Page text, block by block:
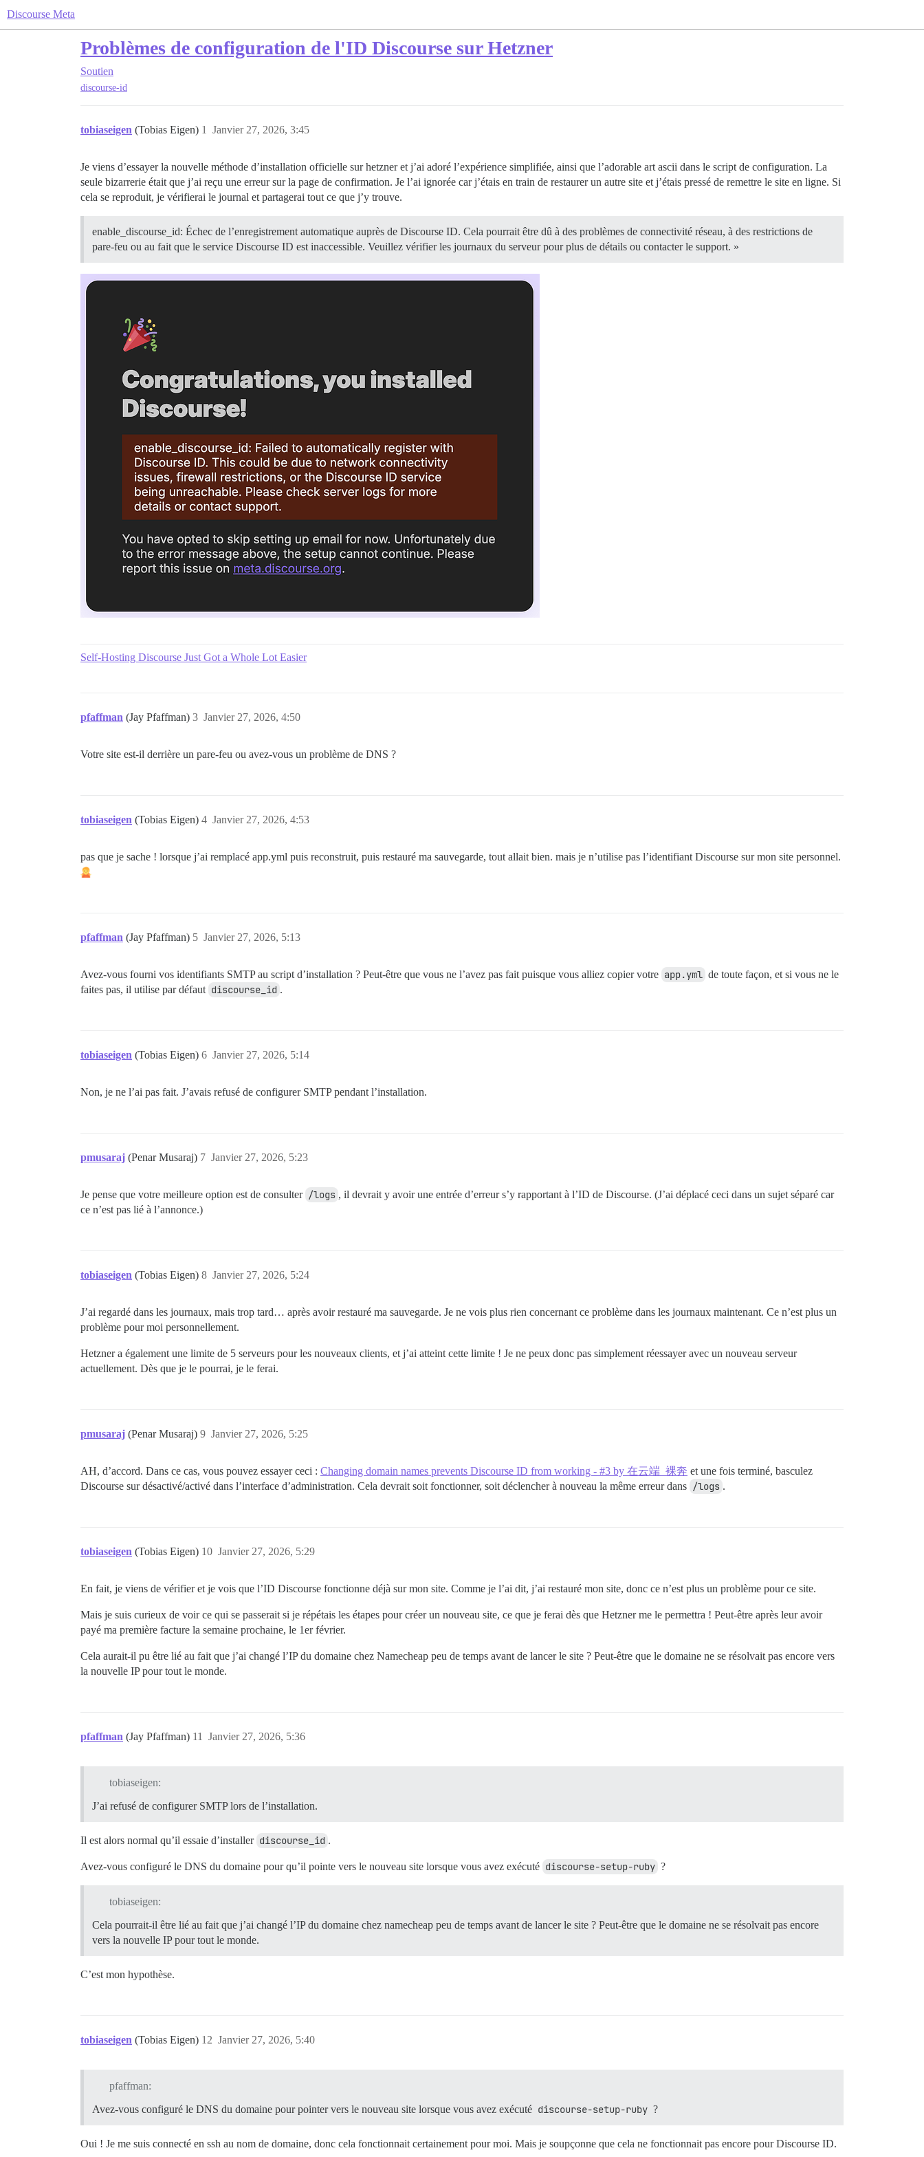
Discourse Meta
Problèmes de configuration de l'ID Discourse sur Hetzner
Soutien
discourse-id
tobiaseigen (Tobias Eigen) Janvier 27, 2026, 3:45
1
Je viens d’essayer la nouvelle méthode d’installation officielle sur hetzner et j’ai adoré l’expérience simplifiée, ainsi que l’adorable art ascii dans le script de configuration. La
seule bizarrerie était que j’ai reçu une erreur sur la page de confirmation. Je l’ai ignorée car j’étais en train de restaurer un autre site et j’étais pressé de remettre le site en ligne. Si
cela se reproduit, je vérifierai le journal et partagerai tout ce que j’y trouve.
enable_discourse_id: Échec de l’enregistrement automatique auprès de Discourse ID. Cela pourrait être dû à des problèmes de connectivité réseau, à des restrictions de
pare-feu ou au fait que le service Discourse ID est inaccessible. Veuillez vérifier les journaux du serveur pour plus de détails ou contacter le support. »
Self-Hosting Discourse Just Got a Whole Lot Easier
pfaffman (Jay Pfaffman) Janvier 27, 2026, 4:50
3
Votre site est-il derrière un pare-feu ou avez-vous un problème de DNS ?
tobiaseigen (Tobias Eigen) Janvier 27, 2026, 4:53
4
pas que je sache ! lorsque j’ai remplacé app.yml puis reconstruit, puis restauré ma sauvegarde, tout allait bien. mais je n’utilise pas l’identifiant Discourse sur mon site personnel.
pfaffman (Jay Pfaffman) Janvier 27, 2026, 5:13
5
Avez-vous fourni vos identifiants SMTP au script d’installation ? Peut-être que vous ne l’avez pas fait puisque vous alliez copier votre app.yml de toute façon, et si vous ne le
faites pas, il utilise par défaut discourse_id .
tobiaseigen (Tobias Eigen) Janvier 27, 2026, 5:14
6
Non, je ne l’ai pas fait. J’avais refusé de configurer SMTP pendant l’installation.
pmusaraj (Penar Musaraj) Janvier 27, 2026, 5:23
7
Je pense que votre meilleure option est de consulter /logs , il devrait y avoir une entrée d’erreur s’y rapportant à l’ID de Discourse. (J’ai déplacé ceci dans un sujet séparé car
ce n’est pas lié à l’annonce.)
tobiaseigen (Tobias Eigen) Janvier 27, 2026, 5:24
8
J’ai regardé dans les journaux, mais trop tard… après avoir restauré ma sauvegarde. Je ne vois plus rien concernant ce problème dans les journaux maintenant. Ce n’est plus un
problème pour moi personnellement.
Hetzner a également une limite de 5 serveurs pour les nouveaux clients, et j’ai atteint cette limite ! Je ne peux donc pas simplement réessayer avec un nouveau serveur
actuellement. Dès que je le pourrai, je le ferai.
pmusaraj (Penar Musaraj) Janvier 27, 2026, 5:25
9
AH, d’accord. Dans ce cas, vous pouvez essayer ceci : Changing domain names prevents Discourse ID from working - #3 by 在云端_裸奔 et une fois terminé, basculez
Discourse sur désactivé/activé dans l’interface d’administration. Cela devrait soit fonctionner, soit déclencher à nouveau la même erreur dans /logs .
tobiaseigen (Tobias Eigen) Janvier 27, 2026, 5:29
10
En fait, je viens de vérifier et je vois que l’ID Discourse fonctionne déjà sur mon site. Comme je l’ai dit, j’ai restauré mon site, donc ce n’est plus un problème pour ce site.
Mais je suis curieux de voir ce qui se passerait si je répétais les étapes pour créer un nouveau site, ce que je ferai dès que Hetzner me le permettra ! Peut-être après leur avoir
payé ma première facture la semaine prochaine, le 1er février.
Cela aurait-il pu être lié au fait que j’ai changé l’IP du domaine chez Namecheap peu de temps avant de lancer le site ? Peut-être que le domaine ne se résolvait pas encore vers
la nouvelle IP pour tout le monde.
pfaffman (Jay Pfaffman) Janvier 27, 2026, 5:36
11
tobiaseigen:
J’ai refusé de configurer SMTP lors de l’installation.
Il est alors normal qu’il essaie d’installer discourse_id .
Avez-vous configuré le DNS du domaine pour qu’il pointe vers le nouveau site lorsque vous avez exécuté discourse-setup-ruby ?
tobiaseigen:
Cela pourrait-il être lié au fait que j’ai changé l’IP du domaine chez namecheap peu de temps avant de lancer le site ? Peut-être que le domaine ne se résolvait pas encore
vers la nouvelle IP pour tout le monde.
C’est mon hypothèse.
tobiaseigen (Tobias Eigen) Janvier 27, 2026, 5:40
12
pfaffman:
Avez-vous configuré le DNS du domaine pour pointer vers le nouveau site lorsque vous avez exécuté discourse-setup-ruby ?
Oui ! Je me suis connecté en ssh au nom de domaine, donc cela fonctionnait certainement pour moi. Mais je soupçonne que cela ne fonctionnait pas encore pour Discourse ID.